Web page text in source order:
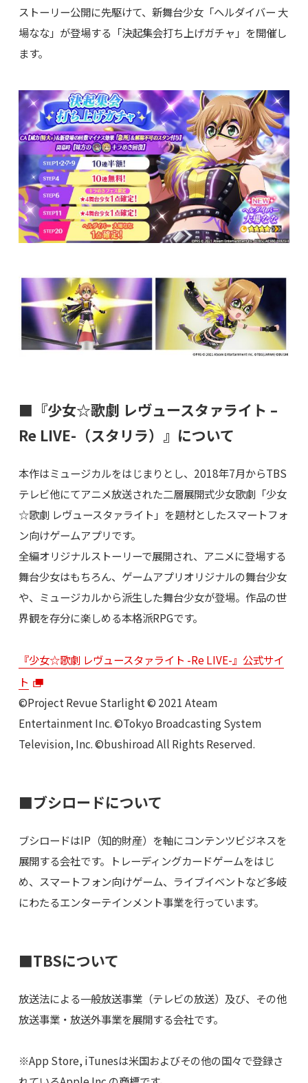
ストーリー公開に先駆けて、新舞台少女「ヘルダイバー 大
場なな」が登場する「決起集会打ち上げガチャ」を開催し
ます。
■『少女☆歌劇 レヴュースタァライト –
Re LIVE-（スタリラ）』について
本作はミュージカルをはじまりとし、2018年7月からTBS
テレビ他にてアニメ放送された二層展開式少女歌劇「少女
☆歌劇 レヴュースタァライト」を題材としたスマートフォ
ン向けゲームアプリです。
全編オリジナルストーリーで展開され、アニメに登場する
舞台少女はもちろん、ゲームアプリオリジナルの舞台少女
や、ミュージカルから派生した舞台少女が登場。作品の世
界観を存分に楽しめる本格派RPGです。
『少女☆歌劇 レヴュースタァライト -Re LIVE-』公式サイ
ト
©Project Revue Starlight © 2021 Ateam
Entertainment Inc. ©Tokyo Broadcasting System
Television, Inc. ©bushiroad All Rights Reserved.
■ブシロードについて
ブシロードはIP（知的財産）を軸にコンテンツビジネスを
展開する会社です。トレーディングカードゲームをはじ
め、スマートフォン向けゲーム、ライブイベントなど多岐
にわたるエンターテインメント事業を行っています。
■TBSについて
放送法による一般放送事業（テレビの放送）及び、その他
放送事業・放送外事業を展開する会社です。
※App Store, iTunesは米国およびその他の国々で登録さ